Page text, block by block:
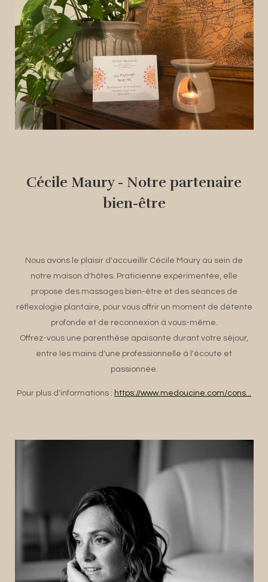
Cécile Maury - Notre partenaire
bien-être
Nous avons le plaisir d'accueillir Cécile Maury au sein de
notre maison d'hôtes. Praticienne expérimentée, elle
propose des massages bien-être et des séances de
réflexologie plantaire, pour vous offrir un moment de détente
profonde et de reconnexion à vous-même.
Offrez-vous une parenthèse apaisante durant votre séjour,
entre les mains d'une professionnelle à l'écoute et
passionnée.
Pour plus d'informations : https://www.medoucine.com/cons...